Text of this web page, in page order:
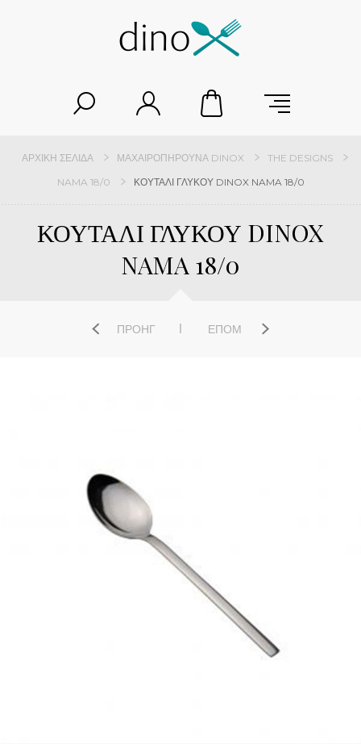
ΑΡΧΙΚΉ ΣΕΛΊΔΑ ΜΑΧΑΙΡΟΠΉΡΟΥΝΑ DINOX
THE DESIGNS
NAMA 18/0
ΚΟΥΤΑΛΙ ΓΛΥΚΟΥ DINOX NAMA 18/0
ΚΟΥΤΑΛΙ ΓΛΥΚΟΥ DINOX
NAMA 18/0
ΠΡΟΗΓ ΕΠΌΜ